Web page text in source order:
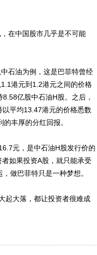
在中国股市几乎是不可能
石油为例，这是巴菲特曾经
港元到1.2港元之间的价格
亿股中石油H股。之后，
平均13.47港元的价格悉数
丰厚的分红回报。
元，是中石油H股发行价的
如果投资A股，就只能承受
做巴菲特只是一种梦想。
大落，都让投资者很难成